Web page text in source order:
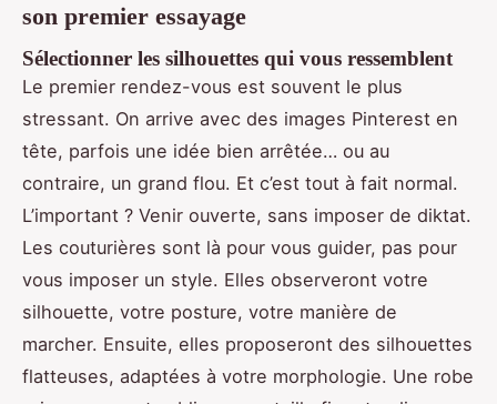
son premier essayage
Sélectionner les silhouettes qui vous ressemblent
Le premier rendez-vous est souvent le plus
stressant. On arrive avec des images Pinterest en
tête, parfois une idée bien arrêtée… ou au
contraire, un grand flou. Et c’est tout à fait normal.
L’important ? Venir ouverte, sans imposer de diktat.
Les couturières sont là pour vous guider, pas pour
vous imposer un style. Elles observeront votre
silhouette, votre posture, votre manière de
marcher. Ensuite, elles proposeront des silhouettes
flatteuses, adaptées à votre morphologie. Une robe